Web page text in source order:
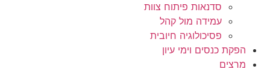
סדנאות פיתוח צוות
עמידה מול קהל
פסיכולוגיה חיובית
הפקת כנסים וימי עיון
מרצים